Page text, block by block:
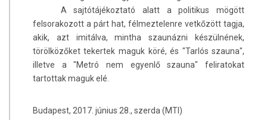
A sajtótájékoztató alatt a politikus mögött
felsorakozott a párt hat, félmeztelenre vetkőzött tagja,
akik, azt imitálva, mintha szaunázni készülnének,
törölközőket tekertek maguk köré, és "Tarlós szauna",
illetve a "Metró nem egyenlő szauna" feliratokat
tartottak maguk elé.
Budapest, 2017. június 28., szerda (MTI)